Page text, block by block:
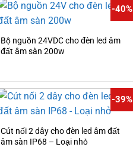
-40%
Bộ nguồn 24VDC cho đèn led âm
đất âm sàn 200w
-39%
Cút nối 2 dây cho đèn led âm đất
âm sàn IP68 – Loại nhỏ